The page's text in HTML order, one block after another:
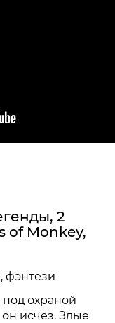
2
of Monkey,
фэнтези
охраной
исчез. Злые